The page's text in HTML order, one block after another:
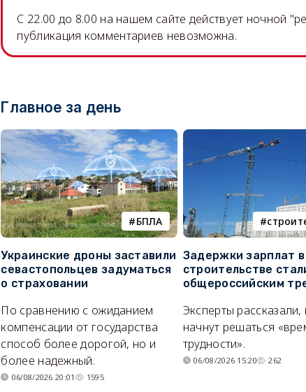
C 22.00 до 8.00 на нашем сайте действует ночной
публикация комментариев невозможна.
Главное за день
БПЛА
Украинские дроны заставили
севастопольцев задуматься
о страховании
По сравнению с ожиданием
компенсации от государства
способ более дорогой, но и
более надежный.
06/08/2026 20:01 1595
Задержки зарплат в
строительстве
общероссийским
Эксперты рассказали,
начнут решаться
трудности».
06/08/2026 15:20 262